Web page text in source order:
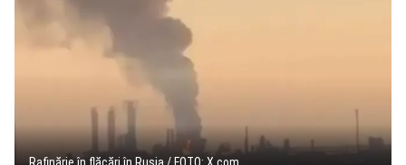
Rafinărie în flăcări în Rusia / FOTO: X.com